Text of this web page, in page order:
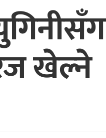
खेल्ने